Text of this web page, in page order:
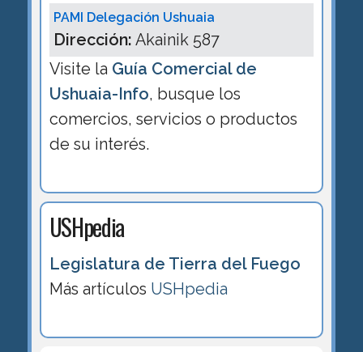
PAMI Delegación Ushuaia
Dirección: Akainik 587
Visite la Guía Comercial de
Ushuaia-Info, busque los
comercios, servicios o productos
de su interés.
USHpedia
Legislatura de Tierra del Fuego
Más artículos USHpedia